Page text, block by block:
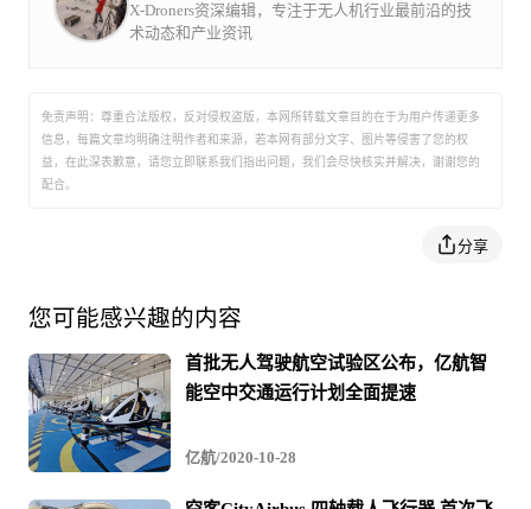
X-Droners资深编辑，专注于无人机行业最前沿的技
术动态和产业资讯
免责声明：尊重合法版权，反对侵权盗版，本网所转载文章目的在于为用户传递更多
信息，每篇文章均明确注明作者和来源，若本网有部分文字、图片等侵害了您的权
益，在此深表歉意，请您立即联系我们指出问题，我们会尽快核实并解决，谢谢您的
配合。
分享
您可能感兴趣的内容
首批无人驾驶航空试验区公布，亿航智
能空中交通运行计划全面提速
亿航/2020-10-28